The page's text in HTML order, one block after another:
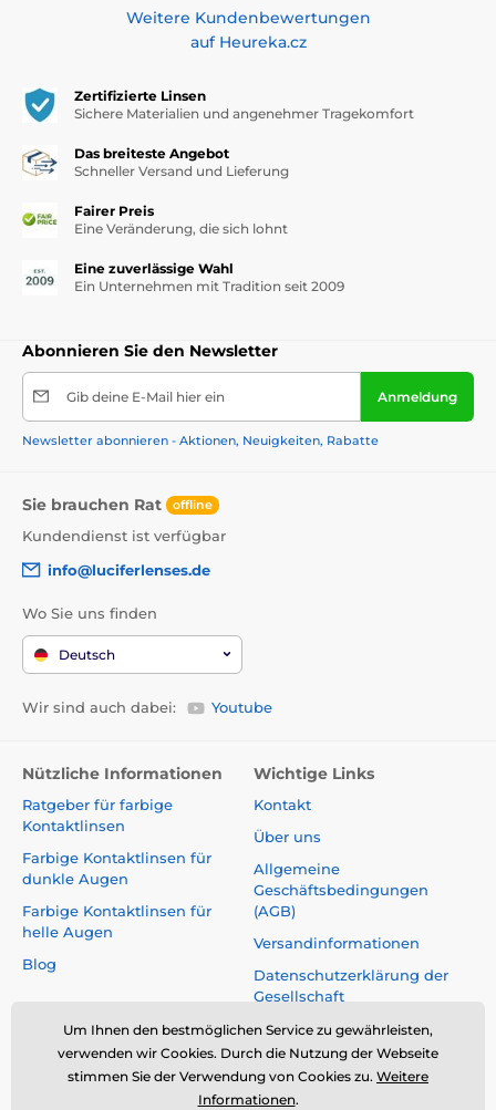
Weitere Kundenbewertungen
auf Heureka.cz
Zertifizierte Linsen
Sichere Materialien und angenehmer Tragekomfort
Das breiteste Angebot
Schneller Versand und Lieferung
Fairer Preis
Eine Veränderung, die sich lohnt
Eine zuverlässige Wahl
Ein Unternehmen mit Tradition seit 2009
Abonnieren Sie den Newsletter
Gib deine E-Mail hier ein Anmeldung
Newsletter abonnieren - Aktionen, Neuigkeiten, Rabatte
Sie brauchen Rat offline
Kundendienst ist verfügbar
info@luciferlenses.de
Wo Sie uns finden
Deutsch
Wir sind auch dabei: Youtube
Nützliche Informationen
Ratgeber für farbige
Kontaktlinsen
Farbige Kontaktlinsen für
dunkle Augen
Farbige Kontaktlinsen für
helle Augen
Blog
Wichtige Links
Kontakt
Über uns
Allgemeine
Geschäftsbedingungen
(AGB)
Versandinformationen
Datenschutzerklärung der
Gesellschaft
Reklamationen und Rücktritt
vom Vertrag
Sicherheit und Qualität ohne
Kompromisse
Um Ihnen den bestmöglichen Service zu gewährleisten,
verwenden wir Cookies. Durch die Nutzung der Webseite
stimmen Sie der Verwendung von Cookies zu. Weitere
Informationen.